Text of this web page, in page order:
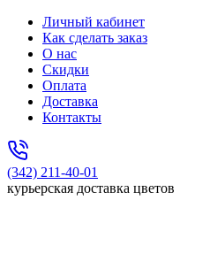
Личный кабинет
Как сделать заказ
О нас
Скидки
Оплата
Доставка
Контакты
(342) 211-40-01
курьерская доставка цветов